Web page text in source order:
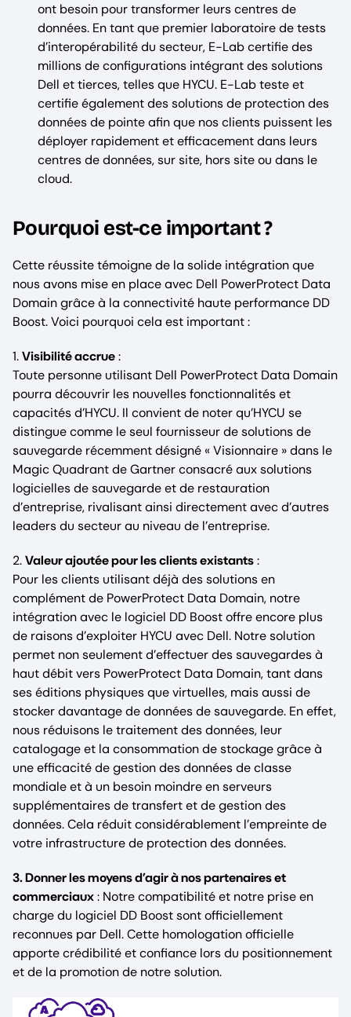
ont besoin pour transformer leurs centres de
données. En tant que premier laboratoire de tests
d’interopérabilité du secteur, E-Lab certifie des
millions de configurations intégrant des solutions
Dell et tierces, telles que HYCU. E-Lab teste et
certifie également des solutions de protection des
données de pointe afin que nos clients puissent les
déployer rapidement et efficacement dans leurs
centres de données, sur site, hors site ou dans le
cloud.
Pourquoi est-ce important ?
Cette réussite témoigne de la solide intégration que
nous avons mise en place avec Dell PowerProtect Data
Domain grâce à la connectivité haute performance DD
Boost. Voici pourquoi cela est important :
1.Visibilité accrue:
Toute personne utilisant Dell PowerProtect Data Domain
pourra découvrir les nouvelles fonctionnalités et
capacités d’HYCU. Il convient de noter qu’HYCU se
distingue comme le seul fournisseur de solutions de
sauvegarde récemment désigné « Visionnaire » dans le
Magic Quadrant de Gartner consacré aux solutions
logicielles de sauvegarde et de restauration
d’entreprise, rivalisant ainsi directement avec d’autres
leaders du secteur au niveau de l’entreprise.
2.Valeur ajoutée pour les clients existants:
Pour les clients utilisant déjà des solutions en
complément de PowerProtect Data Domain, notre
intégration avec le logiciel DD Boost offre encore plus
de raisons d’exploiter HYCU avec Dell. Notre solution
permet non seulement d’effectuer des sauvegardes à
haut débit vers PowerProtect Data Domain, tant dans
ses éditions physiques que virtuelles, mais aussi de
stocker davantage de données de sauvegarde. En effet,
nous réduisons le traitement des données, leur
catalogage et la consommation de stockage grâce à
une efficacité de gestion des données de classe
mondiale et à un besoin moindre en serveurs
supplémentaires de transfert et de gestion des
données. Cela réduit considérablement l’empreinte de
votre infrastructure de protection des données.
3. Donner les moyens d’agir à nos partenaires et
commerciaux: Notre compatibilité et notre prise en
charge du logiciel DD Boost sont officiellement
reconnues par Dell. Cette homologation officielle
apporte crédibilité et confiance lors du positionnement
et de la promotion de notre solution.